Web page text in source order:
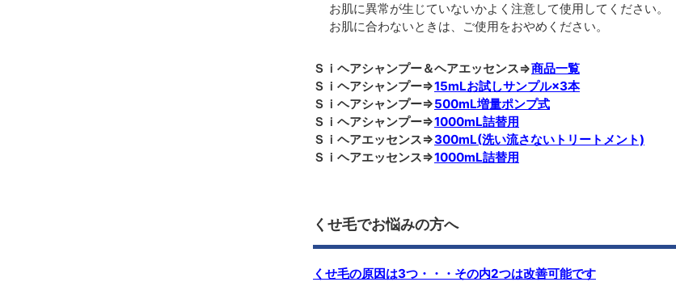
お肌に異常が生じていないかよく注意して使用してください。
お肌に合わないときは、ご使用をおやめください。
Ｓｉヘアシャンプー＆ヘアエッセンス⇒商品一覧
Ｓｉヘアシャンプー⇒15mLお試しサンプル×3本
Ｓｉヘアシャンプー⇒500mL増量ポンプ式
Ｓｉヘアシャンプー⇒1000mL詰替用
Ｓｉヘアエッセンス⇒300mL(洗い流さないトリートメント)
Ｓｉヘアエッセンス⇒1000mL詰替用
くせ毛でお悩みの方へ
くせ毛の原因は3つ・・・その内2つは改善可能です